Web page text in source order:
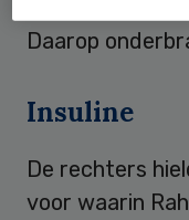
Daarop
Insuline
De rechters
voor waarin